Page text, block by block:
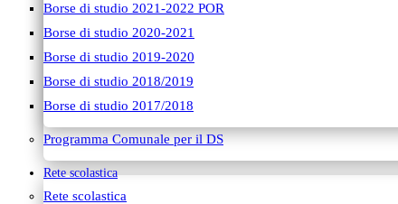
Borse di studio 2021-2022 POR
Borse di studio 2020-2021
Borse di studio 2019-2020
Borse di studio 2018/2019
Borse di studio 2017/2018
Programma Comunale per il DS
Rete scolastica
Rete scolastica